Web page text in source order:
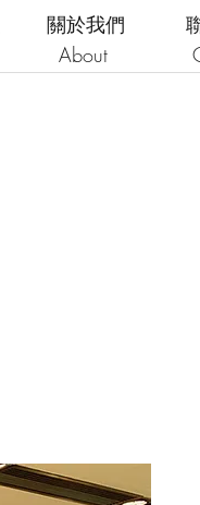
About
關於我們